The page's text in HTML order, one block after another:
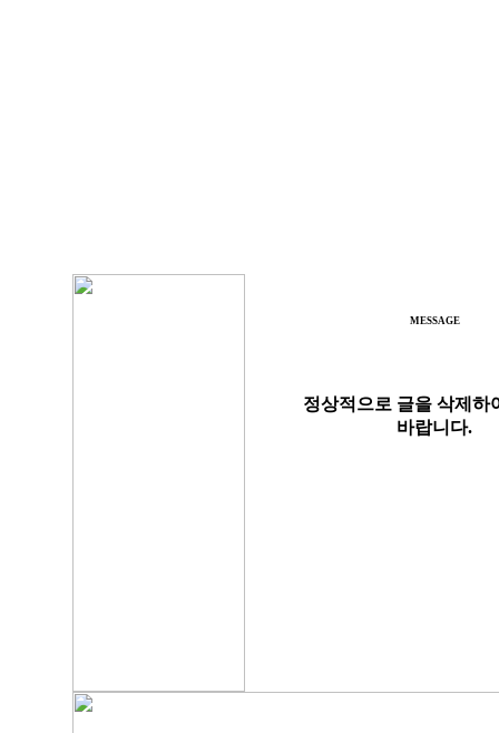
MESSAGE
정상적으로 글을 삭제하
바랍니다.